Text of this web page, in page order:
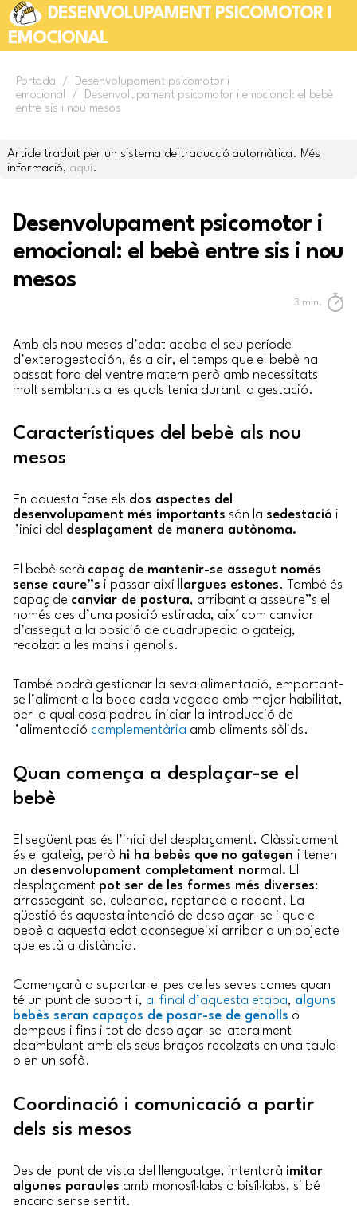
DESENVOLUPAMENT PSICOMOTOR I
EMOCIONAL
Portada /
Desenvolupament psicomotor i
emocional
/
Desenvolupament psicomotor i emocional: el bebè
entre sis i nou mesos
Article traduït per un sistema de traducció automàtica. Més
informació, aquí.
Desenvolupament psicomotor i
emocional: el bebè entre sis i nou
mesos
3 min.
Amb els nou mesos d’edat acaba el seu període
d’exterogestación, és a dir, el temps que el bebè ha
passat fora del ventre matern però amb necessitats
molt semblants a les quals tenia durant la gestació.
Característiques del bebè als nou
mesos
En aquesta fase els dos aspectes del
desenvolupament més importants són la sedestació i
l’inici del desplaçament de manera autònoma.
El bebè serà capaç de mantenir-se assegut només
sense caure”s i passar així llargues estones. També és
capaç de canviar de postura, arribant a asseure”s ell
només des d’una posició estirada, així com canviar
d’assegut a la posició de cuadrupedia o gateig,
recolzat a les mans i genolls.
També podrà gestionar la seva alimentació, emportant-
se l’aliment a la boca cada vegada amb major habilitat,
per la qual cosa podreu iniciar la introducció de
l’alimentació complementària amb aliments sòlids.
Quan comença a desplaçar-se el
bebè
El següent pas és l’inici del desplaçament. Clàssicament
és el gateig, però hi ha bebès que no gategen i tenen
un desenvolupament completament normal. El
desplaçament pot ser de les formes més diverses:
arrossegant-se, culeando, reptando o rodant. La
qüestió és aquesta intenció de desplaçar-se i que el
bebè a aquesta edat aconsegueixi arribar a un objecte
que està a distància.
Començarà a suportar el pes de les seves cames quan
té un punt de suport i, al final d’aquesta etapa, alguns
bebès seran capaços de posar-se de genolls o
dempeus i fins i tot de desplaçar-se lateralment
deambulant amb els seus braços recolzats en una taula
o en un sofà.
Coordinació i comunicació a partir
dels sis mesos
Des del punt de vista del llenguatge, intentarà imitar
algunes paraules amb monosíl·labs o bisíl·labs, si bé
encara sense sentit.